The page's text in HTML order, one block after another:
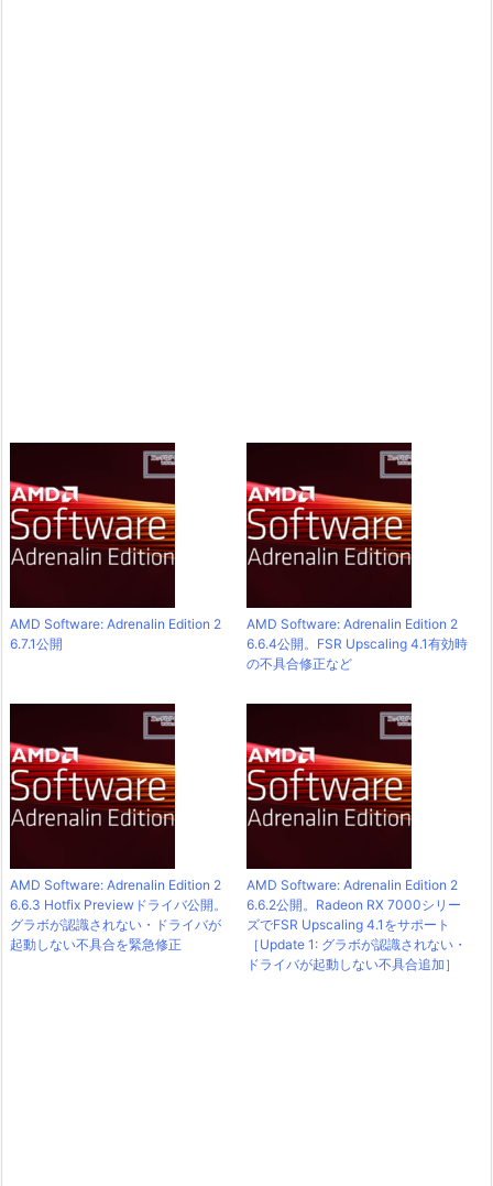
AMD Software: Adrenalin Edition 2
6.7.1公開
AMD Software: Adrenalin Edition 2
6.6.4公開。FSR Upscaling 4.1有効時
の不具合修正など
AMD Software: Adrenalin Edition 2
6.6.3 Hotfix Previewドライバ公開。
グラボが認識されない・ドライバが
起動しない不具合を緊急修正
AMD Software: Adrenalin Edition 2
6.6.2公開。Radeon RX 7000シリー
ズでFSR Upscaling 4.1をサポート
［Update 1: グラボが認識されない・
ドライバが起動しない不具合追加］